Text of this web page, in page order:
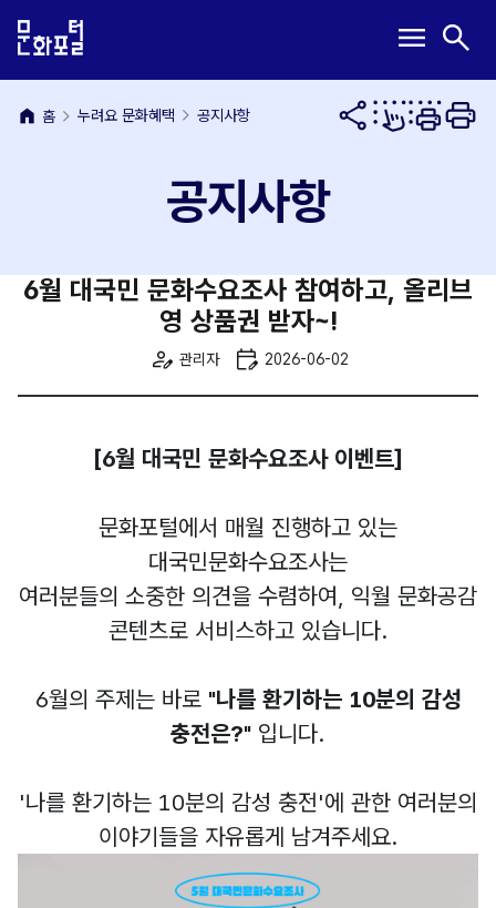
문
내
용
메
뉴
바
메
열
기
menu 검
열
기
search
home 홈 누려요 문화혜택 공지사항
공지사항
6월 대국민 문화수요조사 참여하고, 올리브
영 상품권 받자~!
작
성 관리자
등
록 2026-06-02
[6월 대국민 문화수요조사 이벤트]
문화포털에서 매월 진행하고 있는
대국민문화수요조사는
여러분들의 소중한 의견을 수렴하여, 익월 문화공감
콘텐츠로 서비스하고 있습니다.
6월의 주제는 바로 "나를 환기하는 10분의 감성
충전은?" 입니다.
'나를 환기하는 10분의 감성 충전'에 관한 여러분의
이야기들을 자유롭게 남겨주세요.